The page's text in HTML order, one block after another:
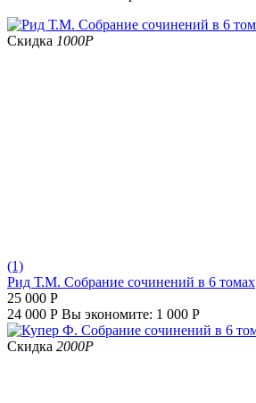
Скидка 1000Р
(1)
Рид Т.М. Собрание сочинений в 6 томах
25 000 Р
24 000 Р Вы экономите: 1 000 Р
Скидка 2000Р